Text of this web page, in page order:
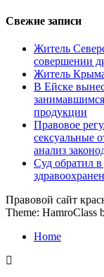
Свежие записи
Житель
совершении
Житель Крыма
В Ейске
продукции
Правовое
сексуальные
анализ
Суд обратил
Правовой сайт
Theme: HamroClass
Home